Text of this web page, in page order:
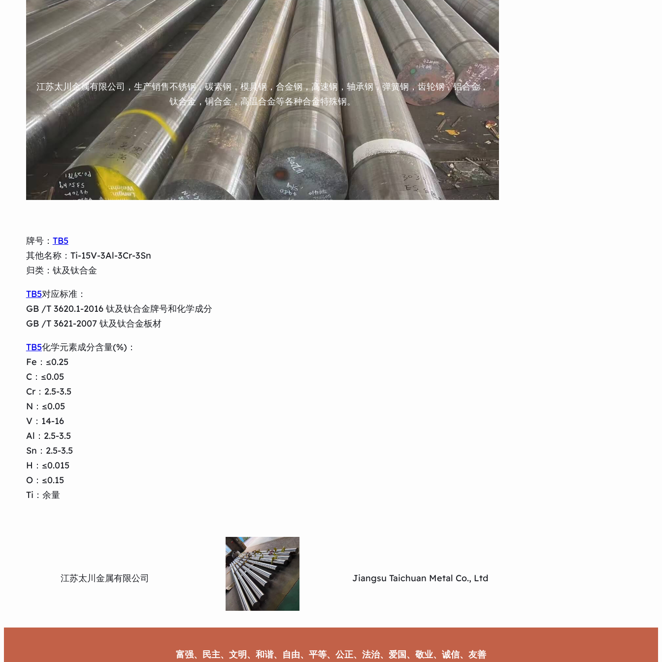
江苏太川金属有限公司，生产销售不锈钢，碳素钢，模具钢，合金钢，高速钢，轴承钢，弹簧钢，齿轮钢，铝合金，
钛合金，铜合金，高温合金等各种合金特殊钢。
牌号： TB5
其他名称：Ti-15V-3Al-3Cr-3Sn
归类：钛及钛合金
TB5对应标准：
GB /T 3620.1-2016 钛及钛合金牌号和化学成分
GB /T 3621-2007 钛及钛合金板材
TB5化学元素成分含量(%)：
Fe：≤0.25
C：≤0.05
Cr：2.5-3.5
N：≤0.05
V：14-16
Al：2.5-3.5
Sn：2.5-3.5
H：≤0.015
O：≤0.15
Ti：余量
江苏太川金属有限公司 Jiangsu Taichuan Metal Co., Ltd
富强、民主、文明、和谐、自由、平等、公正、法治、爱国、敬业、诚信、友善